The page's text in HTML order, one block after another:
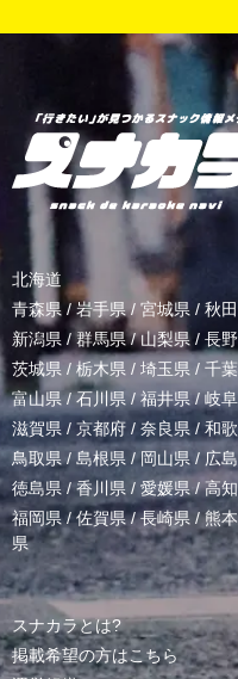
北海道
青森県 / 岩手県/ 宮城県 / 秋
新潟県 /群馬県/山梨県 / 長
茨城県 / 栃木県 / 埼玉県 / 千
富山県 /石川県/福井県/岐
滋賀県 / 京都府 / 奈良県 / 和
鳥取県/ 島根県 /岡山県/ 広
徳島県 /香川県 / 愛媛県/高
福岡県/佐賀県/長崎県 /熊
県
スナカラとは?
掲載希望の方はこちら